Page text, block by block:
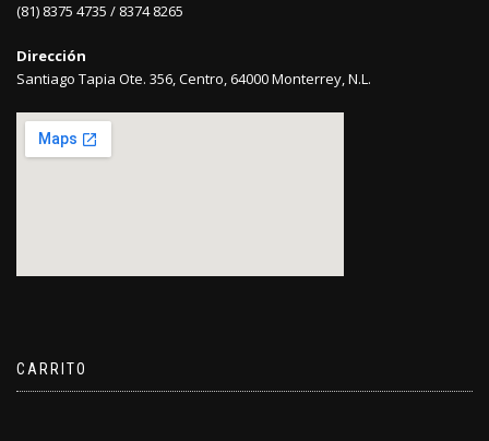
(81) 8375 4735 / 8374 8265
Dirección
Santiago Tapia Ote. 356, Centro, 64000 Monterrey, N.L.
CARRITO